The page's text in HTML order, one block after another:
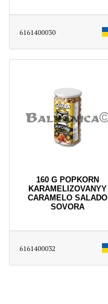
6161400030
160 G POPKORN
KARAMELIZOVANYY
CARAMELO SALADO
SOVORA
6161400032